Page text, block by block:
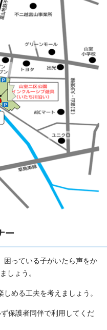
ー
困っている子がいたら声をか
しょう。
しめる工夫を考えましょう。
保護者同伴で利用してくだ